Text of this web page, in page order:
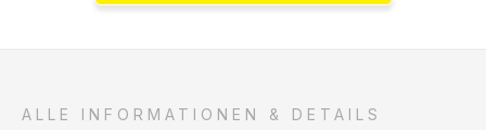
ALLE INFORMATIONEN & DETAILS